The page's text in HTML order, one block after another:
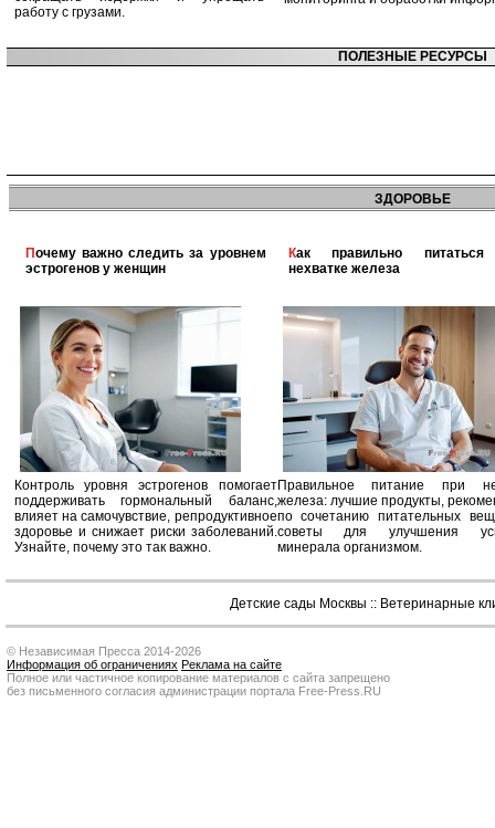
работу с грузами.
ПОЛЕЗНЫЕ РЕСУРСЫ
ЗДОРОВЬЕ
Почему важно следить за уровнем
эстрогенов у женщин
Контроль уровня эстрогенов помогает
поддерживать гормональный баланс,
влияет на самочувствие, репродуктивное
здоровье и снижает риски заболеваний.
Узнайте, почему это так важно.
Как правильно питаться при
нехватке железа
Правильное питание при
железа: лучшие продукты,
по сочетанию питательных
советы для улучшения
минерала организмом.
Детские сады Москвы :: Ветеринарные
© Независимая Пресса 2014-2026
Информация об ограничениях Реклама на сайте
Полное или частичное копирование материалов с сайта запрещено
без письменного согласия администрации портала Free-Press.RU